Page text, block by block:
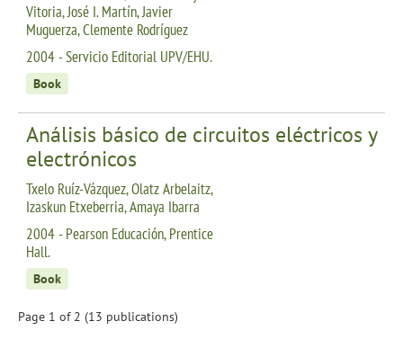
Vitoria, José I. Martín, Javier
Muguerza, Clemente Rodríguez
2004 - Servicio Editorial UPV/EHU.
Book
Análisis básico de circuitos eléctricos y
electrónicos
Txelo Ruíz-Vázquez, Olatz Arbelaitz,
Izaskun Etxeberria, Amaya Ibarra
2004 - Pearson Educación, Prentice
Hall.
Book
Page 1 of 2 (13 publications)